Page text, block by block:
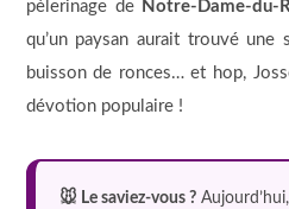
pèlerinage de Notre-Dame-du-
qu’un paysan aurait trouvé
buisson de ronces… et hop,
dévotion populaire !
🐭 Le saviez-vous ?